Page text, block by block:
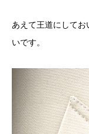
あえて王道にして
いです。